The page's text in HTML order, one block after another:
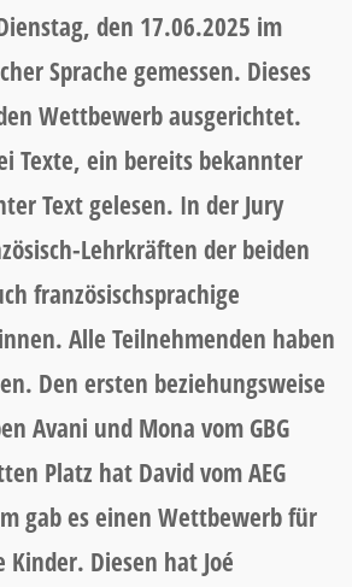
den 17.06.2025 im
Sprache gemessen. Dieses
Wettbewerb ausgerichtet.
Texte, ein bereits bekannter
Text gelesen. In der Jury
Lehrkräften der beiden
französischsprachige
Alle Teilnehmenden haben
Den ersten beziehungsweise
Avani und Mona vom GBG
Platz hat David vom AEG
gab es einen Wettbewerb für
Diesen hat Joé